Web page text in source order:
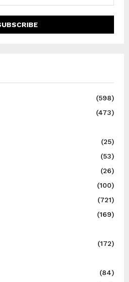
(598)
(473)
(25)
(53)
(26)
(100)
(721)
(169)
(172)
(84)